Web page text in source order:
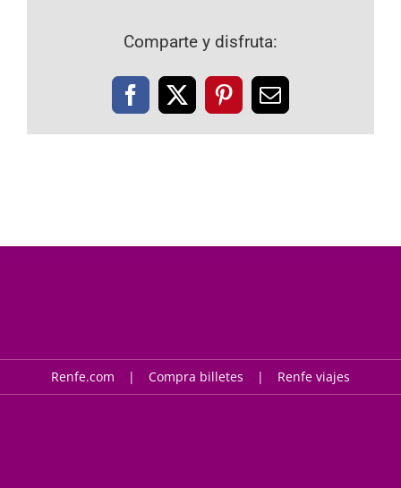
Comparte y disfruta:
Facebook
X PinterestCorreo
Renfe.com Compra billetes Renfe viajes